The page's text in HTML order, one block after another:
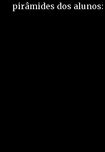
pirâmides dos alunos: